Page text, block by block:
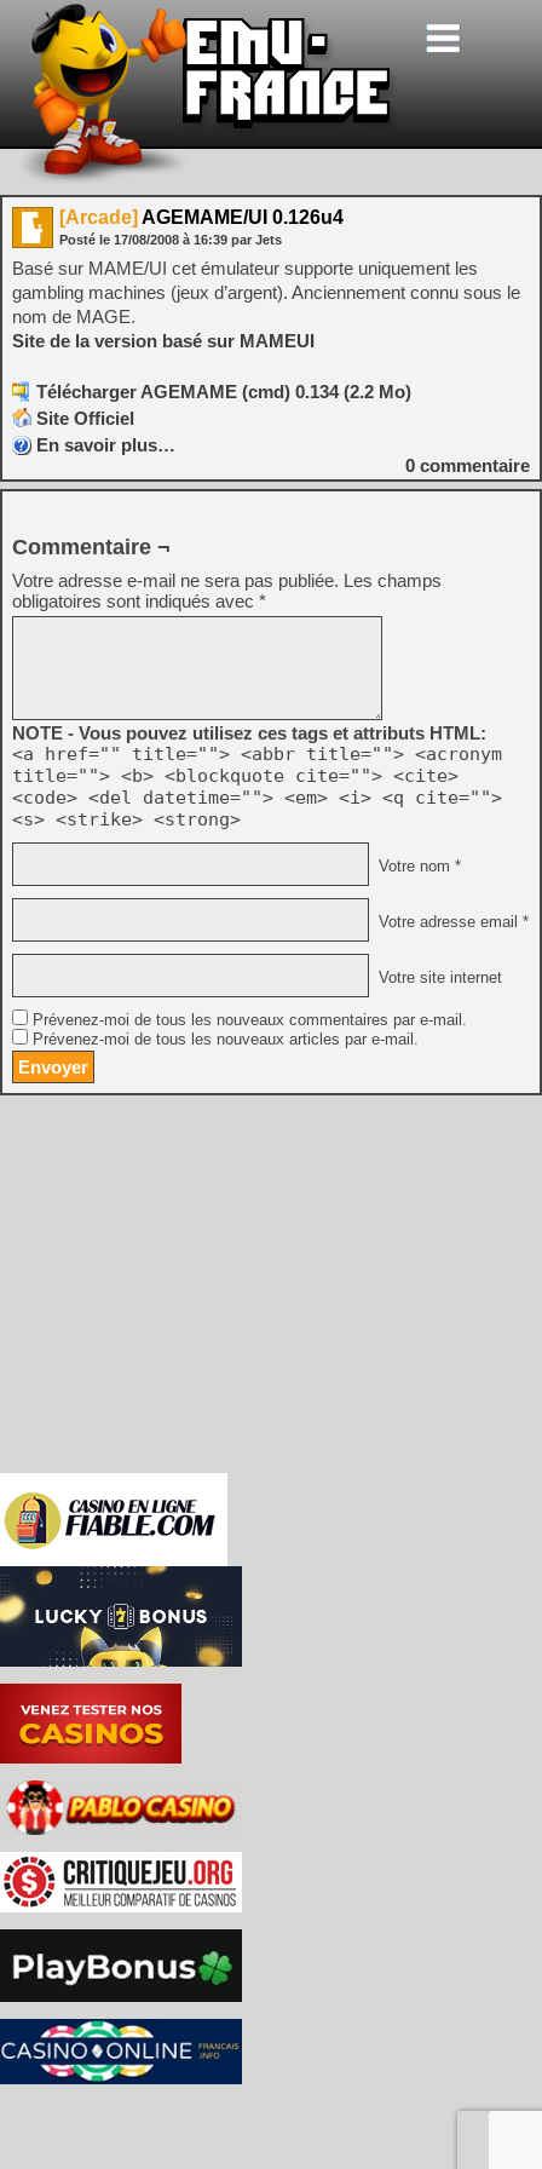
[Arcade] AGEMAME/UI 0.126u4
Posté le 17/08/2008 à 16:39 par Jets
Basé sur MAME/UI cet émulateur supporte uniquement les
gambling machines (jeux d’argent). Anciennement connu sous le
nom de MAGE.
Site de la version basé sur MAMEUI
Télécharger AGEMAME (cmd) 0.134 (2.2 Mo)
Site Officiel
En savoir plus…
0 commentaire
Commentaire ¬
Votre adresse e-mail ne sera pas publiée. Les champs
obligatoires sont indiqués avec *
NOTE - Vous pouvez utilisez ces tags et attributs HTML:
<a href="" title=""> <abbr title=""> <acronym
title=""> <b> <blockquote cite=""> <cite>
<code> <del datetime=""> <em> <i> <q cite="">
<s> <strike> <strong>
Votre nom *
Votre adresse email *
Votre site internet
Prévenez-moi de tous les nouveaux commentaires par e-mail.
Prévenez-moi de tous les nouveaux articles par e-mail.